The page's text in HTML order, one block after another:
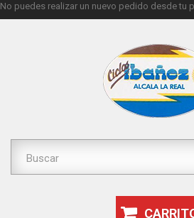
No puedes realizar un nuevo pedido desde tu